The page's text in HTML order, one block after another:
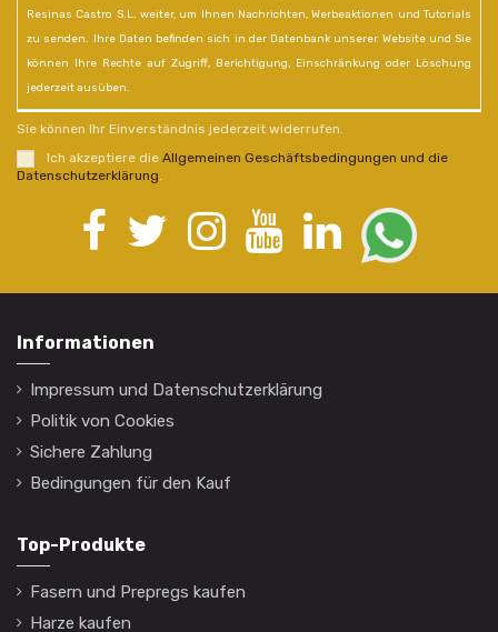
Resinas Castro S.L. weiter, um Ihnen Nachrichten, Werbeaktionen und Tutorials
zu senden. Ihre Daten befinden sich in der Datenbank unserer Website und Sie
können Ihre Rechte auf Zugriff, Berichtigung, Einschränkung oder Löschung
jederzeit ausüben.
Sie können Ihr Einverständnis jederzeit widerrufen.
Ich akzeptiere die Allgemeinen Geschäftsbedingungen und die
Datenschutzerklärung
Informationen
Impressum und Datenschutzerklärung
Politik von Cookies
Sichere Zahlung
Bedingungen für den Kauf
Top-Produkte
Fasern und Prepregs kaufen
Harze kaufen